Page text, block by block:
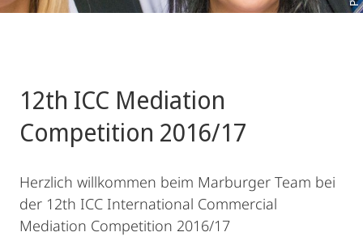
12th ICC Mediation
Competition 2016/17
Herzlich willkommen beim Marburger Team bei
der 12th ICC International Commercial
Mediation Competition 2016/17